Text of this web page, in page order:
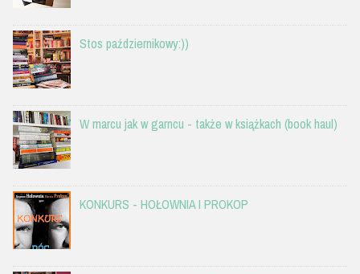
Stos październikowy:))
W marcu jak w garncu - także w książkach (book haul)
KONKURS - HOŁOWNIA I PROKOP